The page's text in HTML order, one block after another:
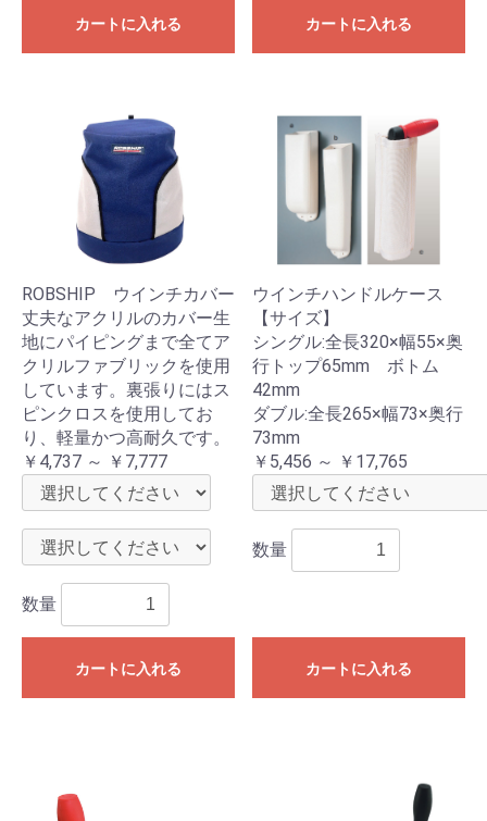
カートに入れる カートに入れる
ROBSHIP ウインチカバー
丈夫なアクリルのカバー生
地にパイピングまで全てア
クリルファブリックを使用
しています。裏張りにはス
ピンクロスを使用してお
り、軽量かつ高耐久です。
￥4,737 ～ ￥7,777
数量
カートに入れる
ウインチハンドルケース
【サイズ】
シングル:全長320×幅55×奥
行トップ65mm ボトム
42mm
ダブル:全長265×幅73×奥行
73mm
￥5,456 ～ ￥17,765
数量
カートに入れる